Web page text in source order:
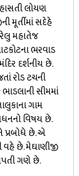
લોયણ
મૂર્તીમાં સદેહે
મહાતેજ
ભરવાડ
દર્શનીય છે.
રોડ ટચની
સીમમાં
ગામ
વિષય છે.
પ્રબોધે છે. એ
વહે છે. મેઘાણીજી
ગણે છે.